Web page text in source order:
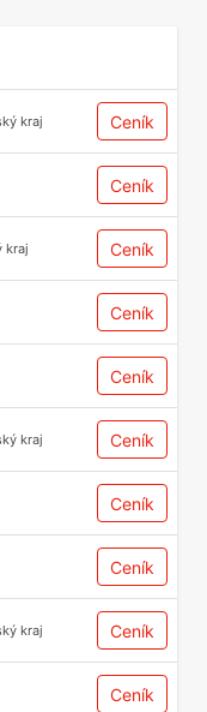
kraj Ceník
Ceník
kraj Ceník
Ceník
Ceník
kraj Ceník
Ceník
Ceník
kraj Ceník
Ceník